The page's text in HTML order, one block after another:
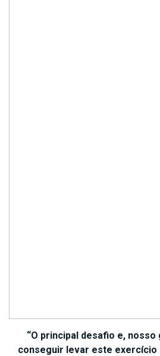
“O principal desafio e,
conseguir levar este exercício